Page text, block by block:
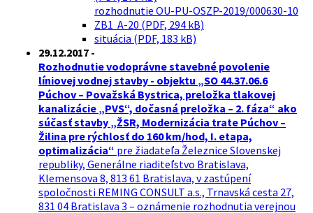
rozhodnutie OU-PU-OSZP-2019/000630-10
ZB1 A-20 (PDF, 294 kB)
situácia (PDF, 183 kB)
29.12.2017 -
Rozhodnutie vodoprávne stavebné povolenie
líniovej vodnej stavby - objektu „SO 44.37.06.6
Púchov – Považská Bystrica, preložka tlakovej
kanalizácie „PVS“, dočasná preložka – 2. fáza“ ako
súčasť stavby „ŽSR, Modernizácia trate Púchov –
Žilina pre rýchlosť do 160 km/hod, I. etapa,
optimalizácia“ pre žiadateľa Železnice Slovenskej
republiky, Generálne riaditeľstvo Bratislava,
Klemensova 8, 813 61 Bratislava, v zastúpení
spoločnosti REMING CONSULT a.s., Trnavská cesta 27,
831 04 Bratislava 3 – oznámenie rozhodnutia verejnou